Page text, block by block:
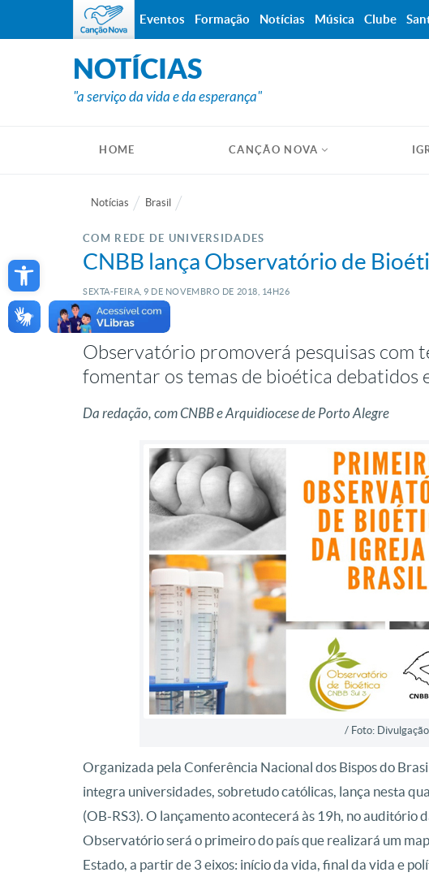
Open toolbar
NOTÍCIAS
"a serviço da vida e da esperança"
HOME CANÇÃO NOVA
Notícias Brasil
COM REDE DE UNIVERSIDADES
CNBB lança Observatório de
SEXTA-FEIRA, 9 DE NOVEMBRO DE 2018, 14H26
Observatório promoverá pesquisas com
fomentar os temas de bioética debatidos
Da redação, com CNBB e Arquidiocese de Porto Alegre
/ Foto: Divulgação
Organizada pela Conferência Nacional dos Bispos do
integra universidades, sobretudo católicas, lança nesta
(OB-RS3). O lançamento acontecerá às 19h, no auditório
Observatório será o primeiro do país que realizará um
Estado, a partir de 3 eixos: início da vida, final da vida e
Eventos Formação Notícias Música Clube